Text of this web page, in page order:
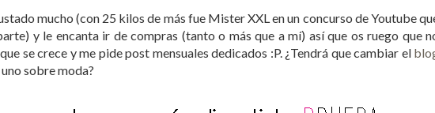
mucho (con 25 kilos de más fue Mister XXL en un concurso de Youtube
y le encanta ir de compras (tanto o más que a mí) así que os ruego que
se crece y me pide post mensuales dedicados :P. ¿Tendrá que cambiar el
sobre moda?